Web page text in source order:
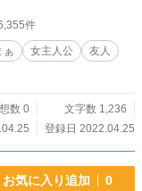
件
ぁ 女主人公
友人
数 0
文字数 1,236
登録日 2022.04.25
お気に入り追加 0